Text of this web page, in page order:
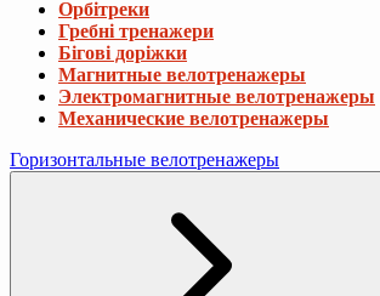
Орбітреки
Гребні тренажери
Бігові доріжки
Магнитные велотренажеры
Электромагнитные велотренажеры
Механические велотренажеры
Горизонтальные велотренажеры